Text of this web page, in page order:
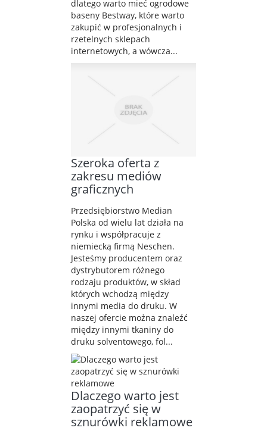
dlatego warto mieć ogrodowe
baseny Bestway, które warto
zakupić w profesjonalnych i
rzetelnych sklepach
internetowych, a wówcza...
Szeroka oferta z
zakresu mediów
graficznych
Przedsiębiorstwo Median
Polska od wielu lat działa na
rynku i współpracuje z
niemiecką firmą Neschen.
Jesteśmy producentem oraz
dystrybutorem różnego
rodzaju produktów, w skład
których wchodzą między
innymi media do druku. W
naszej ofercie można znaleźć
między innymi tkaniny do
druku solventowego, fol...
Dlaczego warto jest
zaopatrzyć się w
sznurówki reklamowe